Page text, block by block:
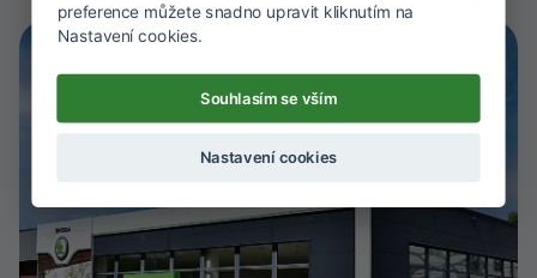
preference můžete snadno upravit kliknutím na
Nastavení cookies.
Souhlasím se vším
Nastavení cookies